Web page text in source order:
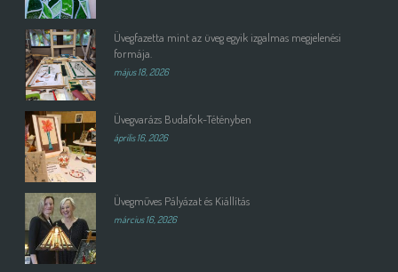
Üvegfazetta mint az üveg egyik izgalmas megjelenési
formája.
május 18, 2026
Üvegvarázs Budafok-Tétényben
április 16, 2026
Üvegműves Pályázat és Kiállítás
március 16, 2026